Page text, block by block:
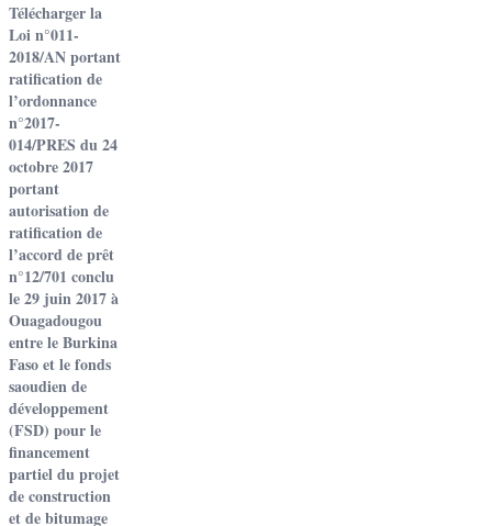
Télécharger la
Loi n°011-
2018/AN portant
ratification de
l’ordonnance
n°2017-
014/PRES du 24
octobre 2017
portant
autorisation de
ratification de
l’accord de prêt
n°12/701 conclu
le 29 juin 2017 à
Ouagadougou
entre le Burkina
Faso et le fonds
saoudien de
développement
(FSD) pour le
financement
partiel du projet
de construction
et de bitumage